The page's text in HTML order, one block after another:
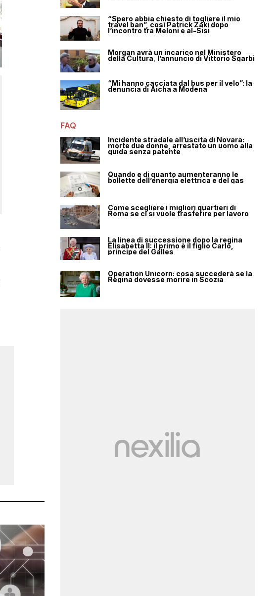
“Spero abbia chiesto di togliere il mio
travel ban”, così Patrick Zaki dopo
l’incontro tra Meloni e al-Sisi
Morgan avrà un incarico nel Ministero
della Cultura, l’annuncio di Vittorio Sgarbi
“Mi hanno cacciata dal bus per il velo”: la
denuncia di Aicha a Modena
FAQ
Incidente stradale all’uscita di Novara:
morte due donne, arrestato un uomo alla
guida senza patente
Quando e di quanto aumenteranno le
bollette dell’energia elettrica e del gas
Come scegliere i migliori quartieri di
Roma se ci si vuole trasferire per lavoro
La linea di successione dopo la regina
Elisabetta II: il primo è il figlio Carlo,
principe del Galles
Operation Unicorn: cosa succederà se la
Regina dovesse morire in Scozia